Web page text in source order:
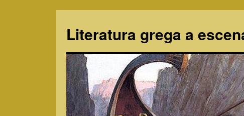
Literatura grega a